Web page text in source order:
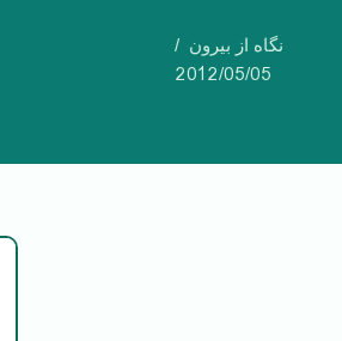
نگاه از بیرون
2012/05/05